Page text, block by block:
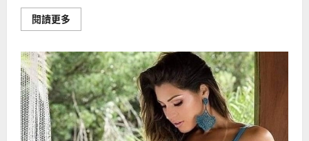
閱讀更多
more
事
对
锻
炼
大
脑
的
益
处